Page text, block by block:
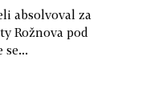
absolvoval za
Rožnova pod
se...